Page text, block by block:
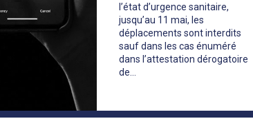
l’état d’urgence sanitaire,
jusqu’au 11 mai, les
déplacements sont interdits
sauf dans les cas énuméré
dans l’attestation dérogatoire
de…